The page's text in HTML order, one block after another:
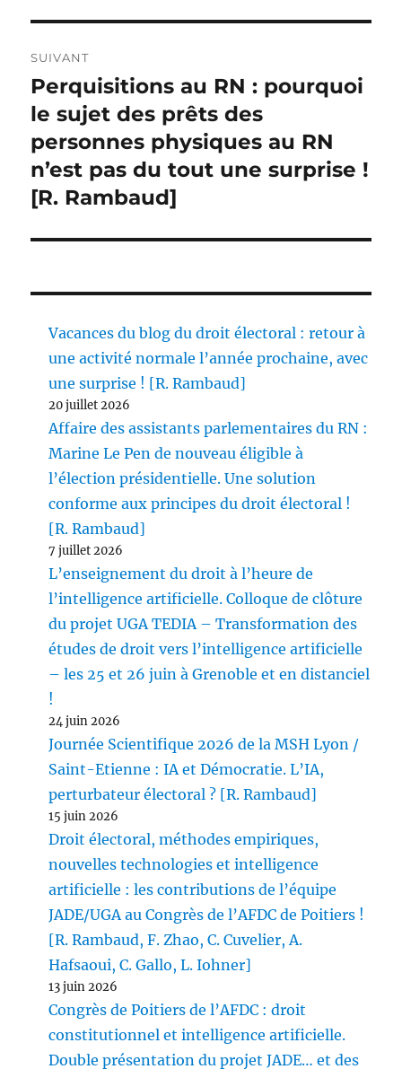
SUIVANT
Publication
suivante :
Perquisitions au RN : pourquoi
le sujet des prêts des
personnes physiques au RN
n’est pas du tout une surprise !
[R. Rambaud]
Vacances du blog du droit électoral : retour à
une activité normale l’année prochaine, avec
une surprise ! [R. Rambaud]
20 juillet 2026
Affaire des assistants parlementaires du RN :
Marine Le Pen de nouveau éligible à
l’élection présidentielle. Une solution
conforme aux principes du droit électoral !
[R. Rambaud]
7 juillet 2026
L’enseignement du droit à l’heure de
l’intelligence artificielle. Colloque de clôture
du projet UGA TEDIA – Transformation des
études de droit vers l’intelligence artificielle
– les 25 et 26 juin à Grenoble et en distanciel
!
24 juin 2026
Journée Scientifique 2026 de la MSH Lyon /
Saint-Etienne : IA et Démocratie. L’IA,
perturbateur électoral ? [R. Rambaud]
15 juin 2026
Droit électoral, méthodes empiriques,
nouvelles technologies et intelligence
artificielle : les contributions de l’équipe
JADE/UGA au Congrès de l’AFDC de Poitiers !
[R. Rambaud, F. Zhao, C. Cuvelier, A.
Hafsaoui, C. Gallo, L. Iohner]
13 juin 2026
Congrès de Poitiers de l’AFDC : droit
constitutionnel et intelligence artificielle.
Double présentation du projet JADE… et des